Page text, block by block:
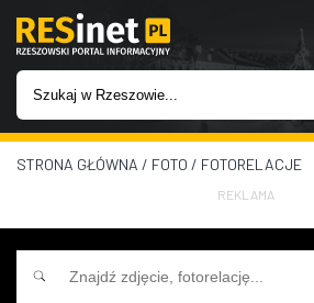
WIADOMOŚCI
INWESTYCJE
IMPREZY
STRONA GŁÓWNA / FOTO / FOTORELACJE
REKLAMA